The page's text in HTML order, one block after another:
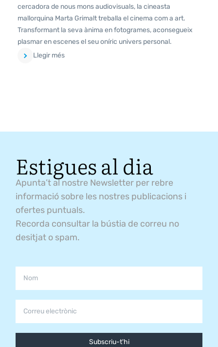
cercadora de nous mons audiovisuals, la cineasta
mallorquina Marta Grimalt treballa el cinema com a art.
Transformant la seva ànima en fotogrames, aconsegueix
plasmar en escenes el seu oníric univers personal.
Llegir més
Estigues al dia
Apunta’t al nostre Newsletter per rebre
informació sobre les nostres publicacions i
ofertes puntuals.
Recorda consultar la bústia de correu no
desitjat o spam.
Subscriu-t'hi